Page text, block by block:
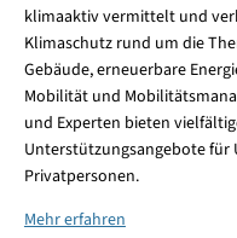
klimaaktiv vermittelt und
Klimaschutz rund um die
Gebäude, erneuerbare
Mobilität und
und Experten bieten
Unterstützungsangebote für
Privatpersonen.
Mehr erfahren